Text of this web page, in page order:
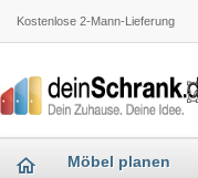
Kostenlose 2-Mann-Lieferung
Möbel planen